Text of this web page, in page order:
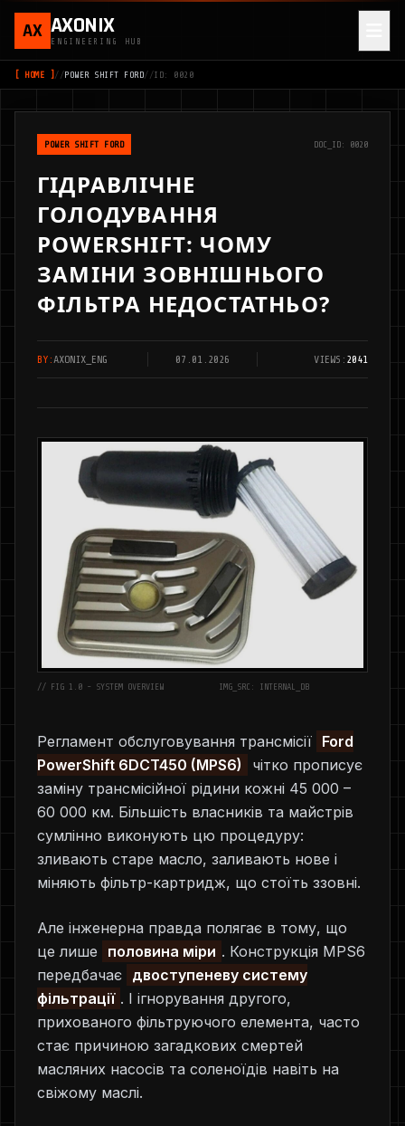
AX AXONIX
ENGINEERING HUB
[ HOME ] //POWER SHIFT FORD//ID: 0020
POWER SHIFT FORD DOC_ID: 0020
ГІДРАВЛІЧНЕ
ГОЛОДУВАННЯ
POWERSHIFT: ЧОМУ
ЗАМІНИ ЗОВНІШНЬОГО
ФІЛЬТРА НЕДОСТАТНЬО?
BY:AXONIX_ENG 07.01.2026 VIEWS: 2041
// FIG 1.0 - SYSTEM OVERVIEW IMG_SRC: INTERNAL_DB
Регламент обслуговування трансмісії Ford
PowerShift 6DCT450 (MPS6)
чітко прописує
заміну трансмісійної рідини кожні 45 000 –
60 000 км. Більшість власників та майстрів
сумлінно виконують цю процедуру:
зливають старе масло, заливають нове і
міняють фільтр-картридж, що стоїть ззовні.
Але інженерна правда полягає в тому, що
це лише
половина міри . Конструкція MPS6
передбачає двоступеневу систему
фільтрації . І ігнорування другого,
прихованого фільтруючого елемента, часто
стає причиною загадкових смертей
масляних насосів та соленоїдів навіть на
свіжому маслі.